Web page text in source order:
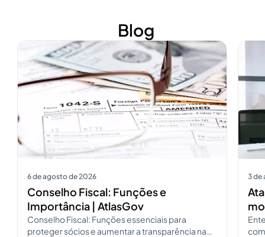
Blog
6 de agosto de 2026
Conselho Fiscal: Funções e
Importância | AtlasGov
Conselho Fiscal: Funções essenciais para
proteger sócios e aumentar a transparência na
3 de